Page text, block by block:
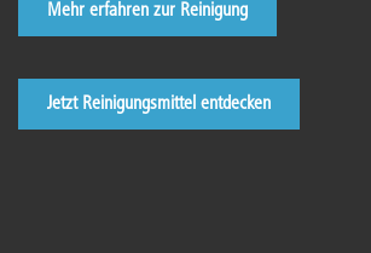
Mehr erfahren zur Reinigung
Jetzt Reinigungsmittel entdecken